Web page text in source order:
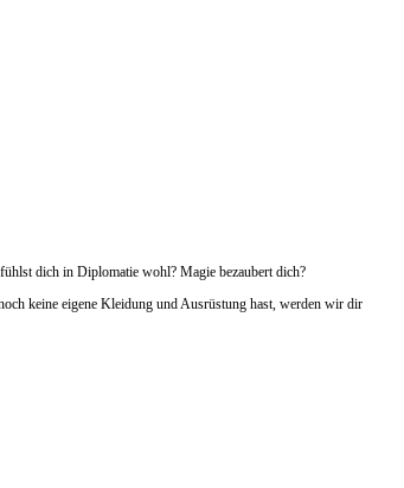
dich in Diplomatie wohl? Magie bezaubert dich?
keine eigene Kleidung und Ausrüstung hast, werden wir dir